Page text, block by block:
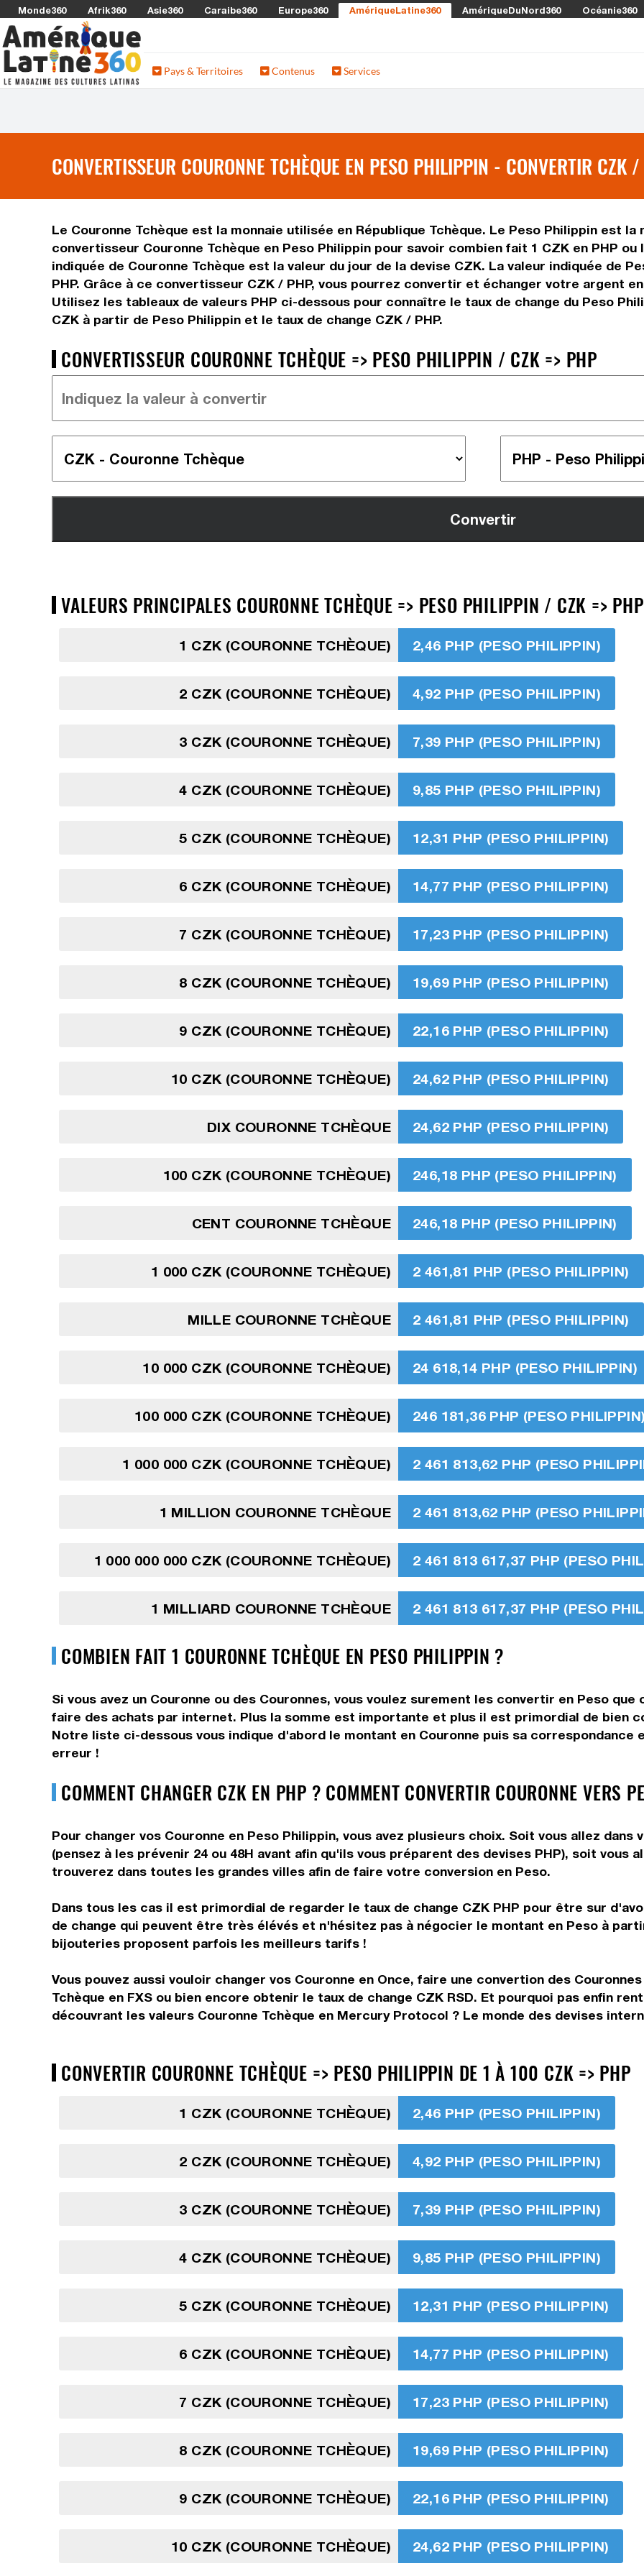
Monde360 Afrik360 Asie360 Caraibe360 Europe360 AmériqueLatine360 AmériqueDuNord360 Océanie360
Pays & Territoires Contenus Services
CONVERTISSEUR COURONNE TCHÈQUE EN PESO PHILIPPIN - CONVERTIR CZK
Le Couronne Tchèque est la monnaie utilisée en République Tchèque. Le Peso Philippin est
convertisseur Couronne Tchèque en Peso Philippin pour savoir combien fait 1 CZK en PHP
indiquée de Couronne Tchèque est la valeur du jour de la devise CZK. La valeur indiquée de
PHP. Grâce à ce convertisseur CZK / PHP, vous pourrez convertir et échanger votre argent
Utilisez les tableaux de valeurs PHP ci-dessous pour connaître le taux de change du Peso
CZK à partir de Peso Philippin et le taux de change CZK / PHP.
CONVERTISSEUR COURONNE TCHÈQUE => PESO PHILIPPIN / CZK => PHP
VALEURS PRINCIPALES COURONNE TCHÈQUE => PESO PHILIPPIN / CZK => PHP
1 CZK (COURONNE TCHÈQUE) 2,46 PHP (PESO PHILIPPIN)
2 CZK (COURONNE TCHÈQUE) 4,92 PHP (PESO PHILIPPIN)
3 CZK (COURONNE TCHÈQUE) 7,39 PHP (PESO PHILIPPIN)
4 CZK (COURONNE TCHÈQUE) 9,85 PHP (PESO PHILIPPIN)
5 CZK (COURONNE TCHÈQUE) 12,31 PHP (PESO PHILIPPIN)
6 CZK (COURONNE TCHÈQUE) 14,77 PHP (PESO PHILIPPIN)
7 CZK (COURONNE TCHÈQUE) 17,23 PHP (PESO PHILIPPIN)
8 CZK (COURONNE TCHÈQUE) 19,69 PHP (PESO PHILIPPIN)
9 CZK (COURONNE TCHÈQUE) 22,16 PHP (PESO PHILIPPIN)
10 CZK (COURONNE TCHÈQUE) 24,62 PHP (PESO PHILIPPIN)
DIX COURONNE TCHÈQUE 24,62 PHP (PESO PHILIPPIN)
100 CZK (COURONNE TCHÈQUE) 246,18 PHP (PESO PHILIPPIN)
CENT COURONNE TCHÈQUE 246,18 PHP (PESO PHILIPPIN)
1 000 CZK (COURONNE TCHÈQUE) 2 461,81 PHP (PESO PHILIPPIN)
MILLE COURONNE TCHÈQUE 2 461,81 PHP (PESO PHILIPPIN)
10 000 CZK (COURONNE TCHÈQUE) 24 618,14 PHP (PESO PHILIPPIN)
100 000 CZK (COURONNE TCHÈQUE) 246 181,36 PHP (PESO PHILIPPIN)
1 000 000 CZK (COURONNE TCHÈQUE) 2 461 813,62 PHP (PESO
1 MILLION COURONNE TCHÈQUE 2 461 813,62 PHP (PESO
1 000 000 000 CZK (COURONNE TCHÈQUE) 2 461 813 617,37 PHP (PESO
1 MILLIARD COURONNE TCHÈQUE 2 461 813 617,37 PHP (PESO
COMBIEN FAIT 1 COURONNE TCHÈQUE EN PESO PHILIPPIN ?
Si vous avez un Couronne ou des Couronnes, vous voulez surement les convertir en Peso
faire des achats par internet. Plus la somme est importante et plus il est primordial de bien
Notre liste ci-dessous vous indique d'abord le montant en Couronne puis sa correspondance
erreur !
COMMENT CHANGER CZK EN PHP ? COMMENT CONVERTIR COURONNE VERS
Pour changer vos Couronne en Peso Philippin, vous avez plusieurs choix. Soit vous allez
(pensez à les prévenir 24 ou 48H avant afin qu'ils vous préparent des devises PHP), soit vous
trouverez dans toutes les grandes villes afin de faire votre conversion en Peso.
Dans tous les cas il est primordial de regarder le taux de change CZK PHP pour être sur
de change qui peuvent être très élévés et n'hésitez pas à négocier le montant en Peso à
bijouteries proposent parfois les meilleurs tarifs !
Vous pouvez aussi vouloir changer vos Couronne en Once, faire une convertion des
Tchèque en FXS ou bien encore obtenir le taux de change CZK RSD. Et pourquoi pas enfin
découvrant les valeurs Couronne Tchèque en Mercury Protocol ? Le monde des devises
CONVERTIR COURONNE TCHÈQUE => PESO PHILIPPIN DE 1 À 100 CZK => PHP
1 CZK (COURONNE TCHÈQUE) 2,46 PHP (PESO PHILIPPIN)
2 CZK (COURONNE TCHÈQUE) 4,92 PHP (PESO PHILIPPIN)
3 CZK (COURONNE TCHÈQUE) 7,39 PHP (PESO PHILIPPIN)
4 CZK (COURONNE TCHÈQUE) 9,85 PHP (PESO PHILIPPIN)
5 CZK (COURONNE TCHÈQUE) 12,31 PHP (PESO PHILIPPIN)
6 CZK (COURONNE TCHÈQUE) 14,77 PHP (PESO PHILIPPIN)
7 CZK (COURONNE TCHÈQUE) 17,23 PHP (PESO PHILIPPIN)
8 CZK (COURONNE TCHÈQUE) 19,69 PHP (PESO PHILIPPIN)
9 CZK (COURONNE TCHÈQUE) 22,16 PHP (PESO PHILIPPIN)
10 CZK (COURONNE TCHÈQUE) 24,62 PHP (PESO PHILIPPIN)